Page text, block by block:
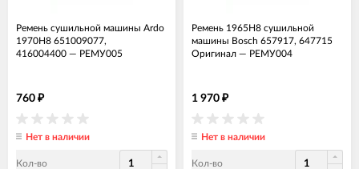
Ремень сушильной машины Ardo
1970H8 651009077,
416004400 — РЕМУ005
760 ₽
Нет в наличии
Кол-во
Ремень 1965H8 сушильной
машины Bosch 657917, 647715
Оригинал — РЕМУ004
1 970 ₽
Нет в наличии
Кол-во